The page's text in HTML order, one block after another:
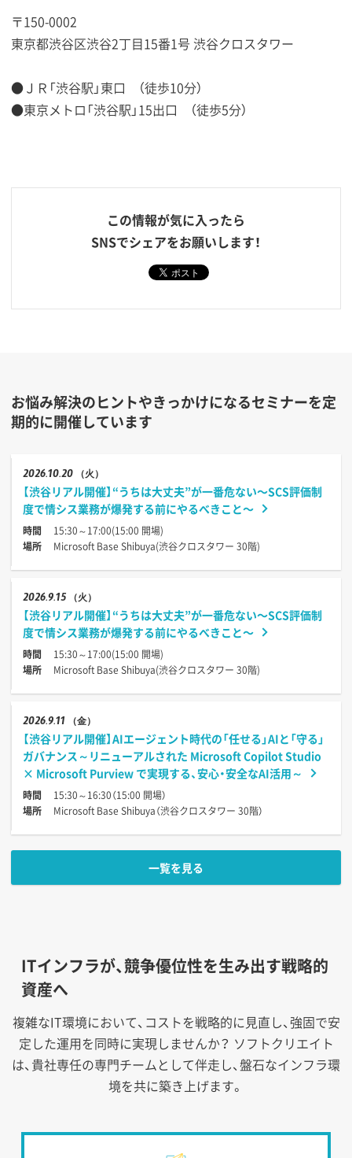
〒150-0002
東京都渋谷区渋谷2丁目15番1号 渋谷クロスタワー
●ＪＲ「渋谷駅」東口 （徒歩10分）
●東京メトロ「渋谷駅」15出口 （徒歩5分）
この情報が気に入ったら
SNSでシェアをお願いします！
お悩み解決のヒントやきっかけになるセミナーを定
期的に開催しています
202610.20 （火）
【渋谷リアル開催】“うちは大丈夫”が一番危ない〜SCS評価制
度で情シス業務が爆発する前にやるべきこと〜
時間
15:30～17:00(15:00 開場)
場所
Microsoft Base Shibuya(渋谷クロスタワー 30階)
20269.15 （火）
【渋谷リアル開催】“うちは大丈夫”が一番危ない〜SCS評価制
度で情シス業務が爆発する前にやるべきこと〜
時間
15:30～17:00(15:00 開場)
場所
Microsoft Base Shibuya(渋谷クロスタワー 30階)
20269.11 （金）
【渋谷リアル開催】AIエージェント時代の「任せる」AIと「守る」
ガバナンス～リニューアルされた Microsoft Copilot Studio
× Microsoft Purview で実現する、安心・安全なAI活用～
時間
15:30～16:30（15:00 開場）
場所
Microsoft Base Shibuya（渋谷クロスタワー 30階）
一覧を見る
ITインフラが、競争優位性を生み出す戦略的
資産へ
複雑なIT環境において、コストを戦略的に見直し、強固で安
定した運用を同時に実現しませんか？ ソフトクリエイト
は、貴社専任の専門チームとして伴走し、盤石なインフラ環
境を共に築き上げます。